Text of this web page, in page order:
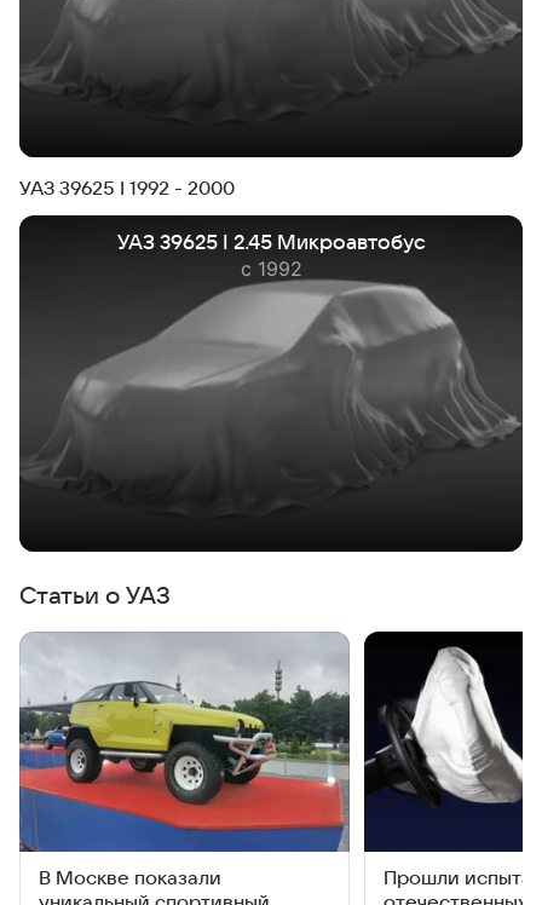
УАЗ 39625 I 1992 - 2000
УАЗ 39625 I 2.45 Микроавтобус
с 1992
Статьи о УАЗ
В Москве показали
Прошли